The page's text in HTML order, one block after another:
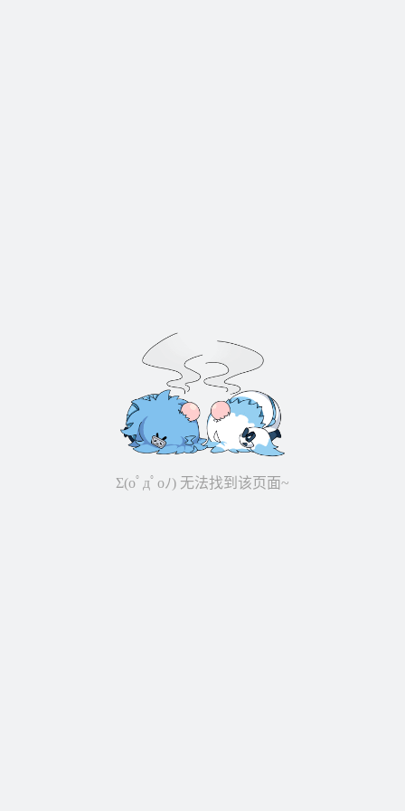
Σ(oﾟдﾟoﾉ) 无法找到该页面~